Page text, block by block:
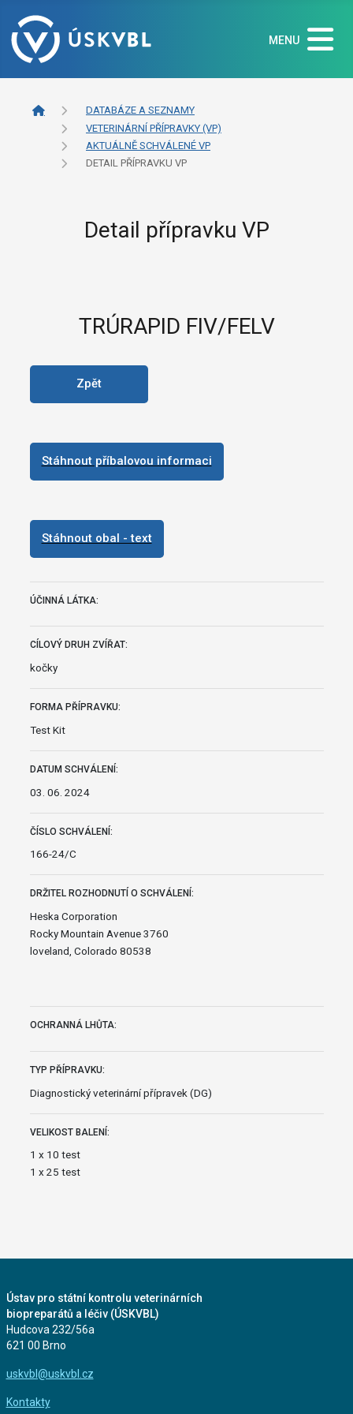
MENU
DATABÁZE A SEZNAMY
VETERINÁRNÍ PŘÍPRAVKY (VP)
AKTUÁLNĚ SCHVÁLENÉ VP
DETAIL PŘÍPRAVKU VP
Detail přípravku VP
TRÚRAPID FIV/FELV
Zpět
Stáhnout příbalovou informaci
Stáhnout obal - text
ÚČINNÁ LÁTKA:
CÍLOVÝ DRUH ZVÍŘAT:
kočky
FORMA PŘÍPRAVKU:
Test Kit
DATUM SCHVÁLENÍ:
03. 06. 2024
ČÍSLO SCHVÁLENÍ:
166-24/C
DRŽITEL ROZHODNUTÍ O SCHVÁLENÍ:
Heska Corporation
Rocky Mountain Avenue 3760
loveland, Colorado 80538
OCHRANNÁ LHŮTA:
TYP PŘÍPRAVKU:
Diagnostický veterinární přípravek (DG)
VELIKOST BALENÍ:
1 x 10 test
1 x 25 test
Ústav pro státní kontrolu veterinárních
biopreparátů a léčiv (ÚSKVBL)
Hudcova 232/56a
621 00 Brno
uskvbl@uskvbl.cz
Kontakty